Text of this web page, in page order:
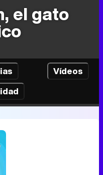
el gato
Vídeos